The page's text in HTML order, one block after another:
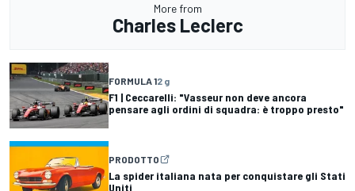
More from
Charles Leclerc
FORMULA 12 g
F1 | Ceccarelli: "Vasseur non deve ancora
pensare agli ordini di squadra: è troppo presto"
PRODOTTO
La spider italiana nata per conquistare gli Stati
Uniti